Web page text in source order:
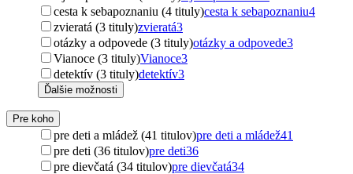
cesta k sebapoznaniu (4 tituly)cesta k sebapoznaniu4
zvieratá (3 tituly)zvieratá3
otázky a odpovede (3 tituly)otázky a odpovede3
Vianoce (3 tituly)Vianoce3
detektív (3 tituly)detektív3
Ďalšie možnosti
Pre koho
pre deti a mládež (41 titulov)pre deti a mládež41
pre deti (36 titulov)pre deti36
pre dievčatá (34 titulov)pre dievčatá34